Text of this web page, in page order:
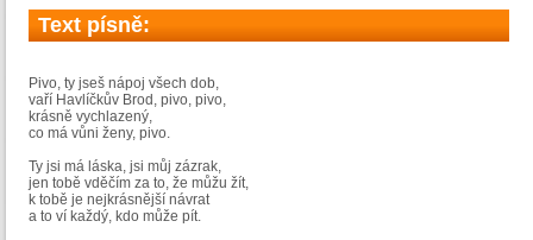
Text písně:
Pivo, ty jseš nápoj všech dob,
vaří Havlíčkův Brod, pivo, pivo,
krásně vychlazený,
co má vůni ženy, pivo.
Ty jsi má láska, jsi můj zázrak,
jen tobě vděčím za to, že můžu žít,
k tobě je nejkrásnější návrat
a to ví každý, kdo může pít.